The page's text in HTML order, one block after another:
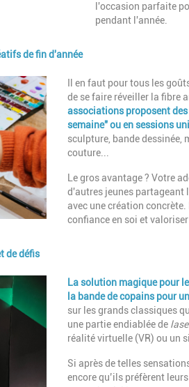
l'occasion parfaite
pendant l'année.
de fin d'année
Description
Il en faut pour tous les
de se faire réveiller la fibre
associations proposent
semaine" ou en sessions
sculpture, bande dessinée,
couture...
Le gros avantage ? Votre
d'autres jeunes partageant
avec une création
confiance en soi et
de défis
Description
La solution magique pour
la bande de copains pour
sur les grands classiques
une partie endiablée de
réalité virtuelle (VR) ou un
Si après de telles
encore qu’ils préfèrent